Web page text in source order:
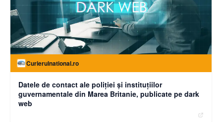
Curierulnational.ro
Datele de contact ale poliției și instituțiilor
guvernamentale din Marea Britanie, publicate pe dark
web